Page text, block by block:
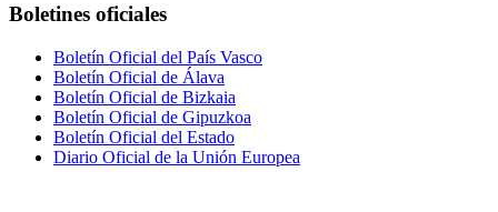
Boletines oficiales
Boletín Oficial del País Vasco
Boletín Oficial de Álava
Boletín Oficial de Bizkaia
Boletín Oficial de Gipuzkoa
Boletín Oficial del Estado
Diario Oficial de la Unión Europea